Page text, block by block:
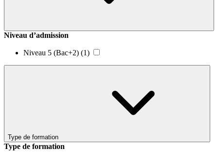
Niveau d’admission
Niveau 5 (Bac+2) (1)
Type de formation
Type de formation